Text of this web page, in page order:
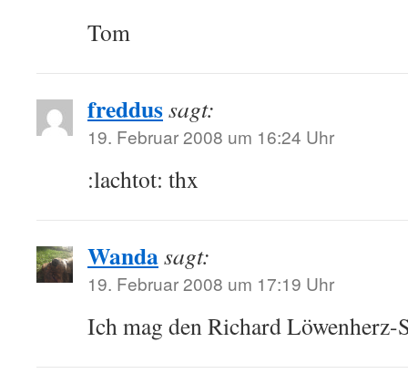
Tom
freddussagt:
19. Februar 2008 um 16:24 Uhr
:lachtot: thx
Wandasagt:
19. Februar 2008 um 17:19 Uhr
Ich mag den Richard Löwenherz-